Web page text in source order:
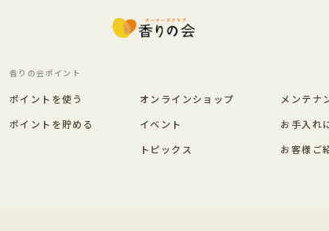
香りの会ポイント
ポイントを使う
ポイントを貯める
オンラインショップ
イベント
トピックス
メンテナ
お手入れ
お客様ご